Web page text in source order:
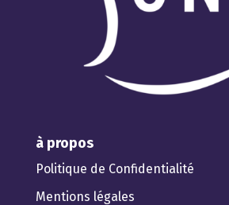
à propos
Politique de Confidentialité
Mentions légales